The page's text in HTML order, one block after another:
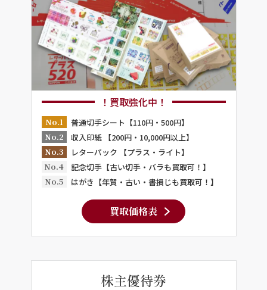
！買取強化中！
No.1
普通切手シート【110円・500円】
No.2
収入印紙 【200円・10,000円以上】
No.3
レターパック 【プラス・ライト】
No.4
記念切手【古い切手・バラも買取可！】
No.5
はがき【年賀・古い・書損じも買取可！】
買取価格表
株主優待券